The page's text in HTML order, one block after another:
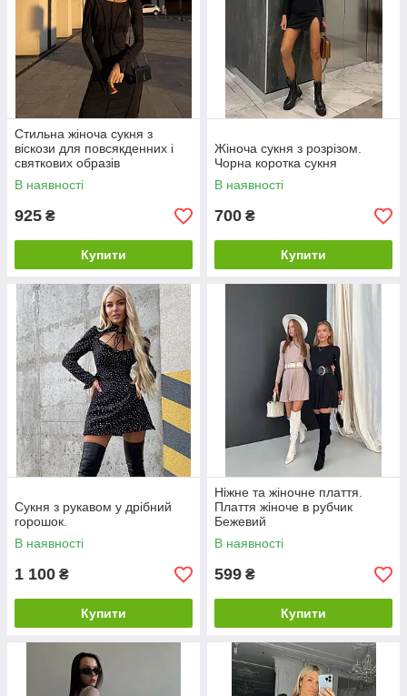
Стильна жіноча сукня з
віскози для повсякденних і
святкових образів
В наявності
925 ₴
Купити
Жіноча сукня з розрізом.
Чорна коротка сукня
В наявності
700 ₴
Купити
Сукня з рукавом у дрібний
горошок.
В наявності
1 100 ₴
Купити
Ніжне та жіночне плаття.
Плаття жіноче в рубчик
Бежевий
В наявності
599 ₴
Купити